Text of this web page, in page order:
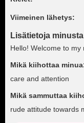
Viimeinen lähetys:
Lisätietoja minusta
Hello! Welcome to my
Mikä kiihottaa
care and attention
Mikä sammuttaa
rude attitude towards